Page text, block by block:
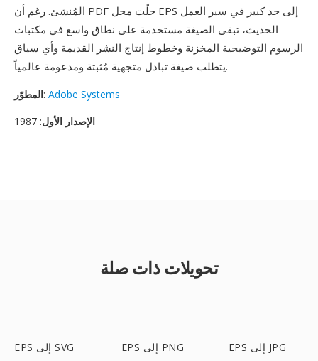
المُنشئ. رغم أن PDF حلّت محل EPS إلى حد كبير في سير العمل
الحديث، تبقى الصيغة مستخدمة على نطاق واسع في مكتبات
الرسوم التوضيحية المخزنة وخطوط إنتاج النشر القديمة وأي سياق
يتطلب صيغة تبادل متجهية مُثبتة ومدعومة عالمياً.
المطوّر: Adobe Systems
الإصدار الأول: 1987
تحويلات ذات صلة
EPS إلى SVG EPS إلى PNG EPS إلى JPG